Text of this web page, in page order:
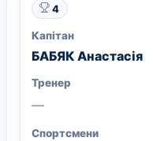
4
Капітан
БАБЯК Анастасія
Тренер
—
Спортсмени